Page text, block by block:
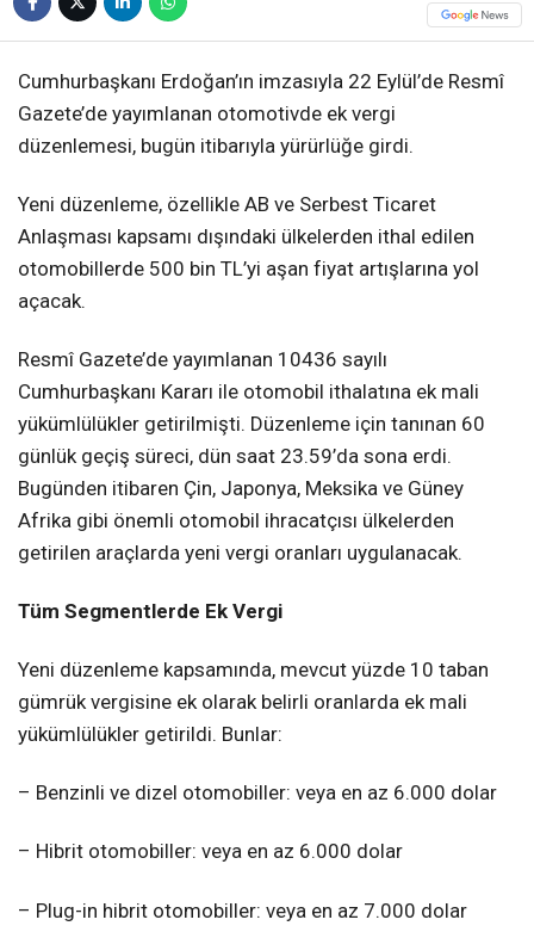
Cumhurbaşkanı Erdoğan’ın imzasıyla 22 Eylül’de Resmî
Gazete’de yayımlanan otomotivde ek vergi
düzenlemesi, bugün itibarıyla yürürlüğe girdi.
Yeni düzenleme, özellikle AB ve Serbest Ticaret
Anlaşması kapsamı dışındaki ülkelerden ithal edilen
otomobillerde 500 bin TL’yi aşan fiyat artışlarına yol
açacak.
Resmî Gazete’de yayımlanan 10436 sayılı
Cumhurbaşkanı Kararı ile otomobil ithalatına ek mali
yükümlülükler getirilmişti. Düzenleme için tanınan 60
günlük geçiş süreci, dün saat 23.59’da sona erdi.
Bugünden itibaren Çin, Japonya, Meksika ve Güney
Afrika gibi önemli otomobil ihracatçısı ülkelerden
getirilen araçlarda yeni vergi oranları uygulanacak.
Tüm Segmentlerde Ek Vergi
Yeni düzenleme kapsamında, mevcut yüzde 10 taban
gümrük vergisine ek olarak belirli oranlarda ek mali
yükümlülükler getirildi. Bunlar:
– Benzinli ve dizel otomobiller: veya en az 6.000 dolar
– Hibrit otomobiller: veya en az 6.000 dolar
– Plug-in hibrit otomobiller: veya en az 7.000 dolar